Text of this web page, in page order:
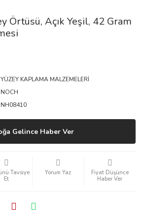
Örtüsü, Açık Yeşil, 42 Gram
YÜZEY KAPLAMA MALZEMELERİ
NOCH
NH08410
Gelince Haber Ver
Tavsiye
Et
Yorum Yaz
Fiyat Düşünce
Haber Ver